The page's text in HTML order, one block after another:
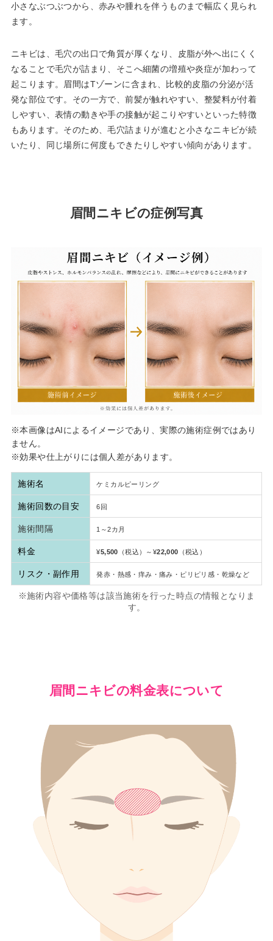
小さなぶつぶつから、赤みや腫れを伴うものまで幅広く見られ
ます。
ニキビは、毛穴の出口で角質が厚くなり、皮脂が外へ出にくく
なることで毛穴が詰まり、そこへ細菌の増殖や炎症が加わって
起こります。眉間はTゾーンに含まれ、比較的皮脂の分泌が活
発な部位です。その一方で、前髪が触れやすい、整髪料が付着
しやすい、表情の動きや手の接触が起こりやすいといった特徴
もあります。そのため、毛穴詰まりが進むと小さなニキビが続
いたり、同じ場所に何度もできたりしやすい傾向があります。
眉間ニキビの症例写真
※本画像はAIによるイメージであり、実際の施術症例ではあり
ません。
※効果や仕上がりには個人差があります。
施術名 ケミカルピーリング
施術回数の目安 6回
施術間隔 1～2カ月
料金 ¥5,500 （税込）～¥22,000 （税込）
リスク・副作用 発赤・熱感・痒み・痛み・ピリピリ感・乾燥など
※施術内容や価格等は該当施術を行った時点の情報となりま
す。
眉間ニキビの料金表について